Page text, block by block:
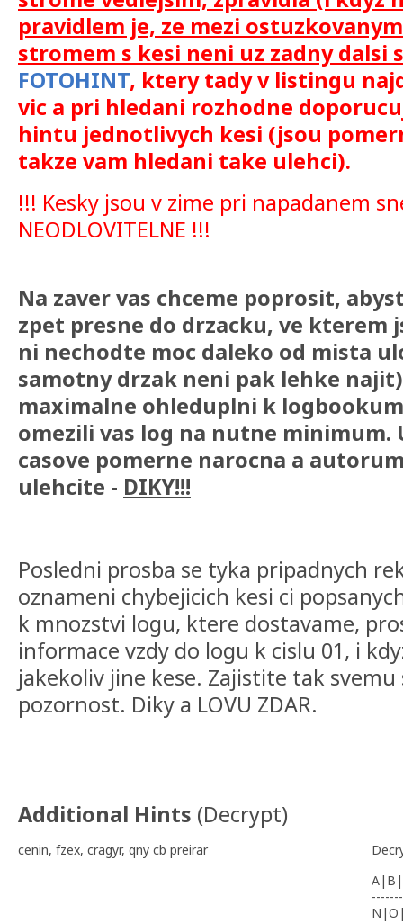
pravidlem je, ze mezi
stromem s kesi neni uz zadny dalsi
FOTOHINT, ktery tady v listingu
vic a pri hledani rozhodne
hintu jednotlivych kesi (jsou
takze vam hledani take ulehci).
!!! Kesky jsou v zime pri napadanem
NEODLOVITELNE !!!
Na zaver vas chceme poprosit,
zpet presne do drzacku, ve kterem
ni nechodte moc daleko od mista
samotny drzak neni pak lehke
maximalne ohleduplni k
omezili vas log na nutne minimum.
casove pomerne narocna a
ulehcite - DIKY!!!
Posledni prosba se tyka pripadnych
oznameni chybejicich kesi ci
k mnozstvi logu, ktere dostavame,
informace vzdy do logu k cislu 01, i
jakekoliv jine kese. Zajistite tak
pozornost. Diky a LOVU ZDAR.
Additional Hints (Decrypt)
cenin, fzex, cragyr, qny cb preirar